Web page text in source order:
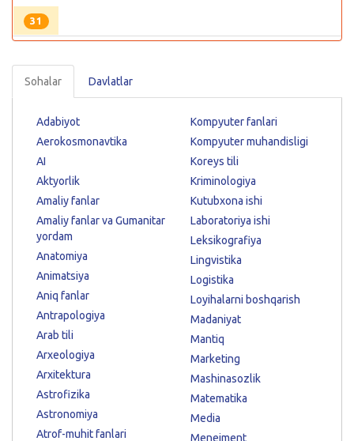
31
Sohalar Davlatlar
Adabiyot
Aerokosmonavtika
AI
Aktyorlik
Amaliy fanlar
Amaliy fanlar va Gumanitar
yordam
Anatomiya
Animatsiya
Aniq fanlar
Antrapologiya
Arab tili
Arxeologiya
Arxitektura
Astrofizika
Astronomiya
Atrof-muhit fanlari
Kompyuter fanlari
Kompyuter muhandisligi
Koreys tili
Kriminologiya
Kutubxona ishi
Laboratoriya ishi
Leksikografiya
Lingvistika
Logistika
Loyihalarni boshqarish
Madaniyat
Mantiq
Marketing
Mashinasozlik
Matematika
Media
Menejment